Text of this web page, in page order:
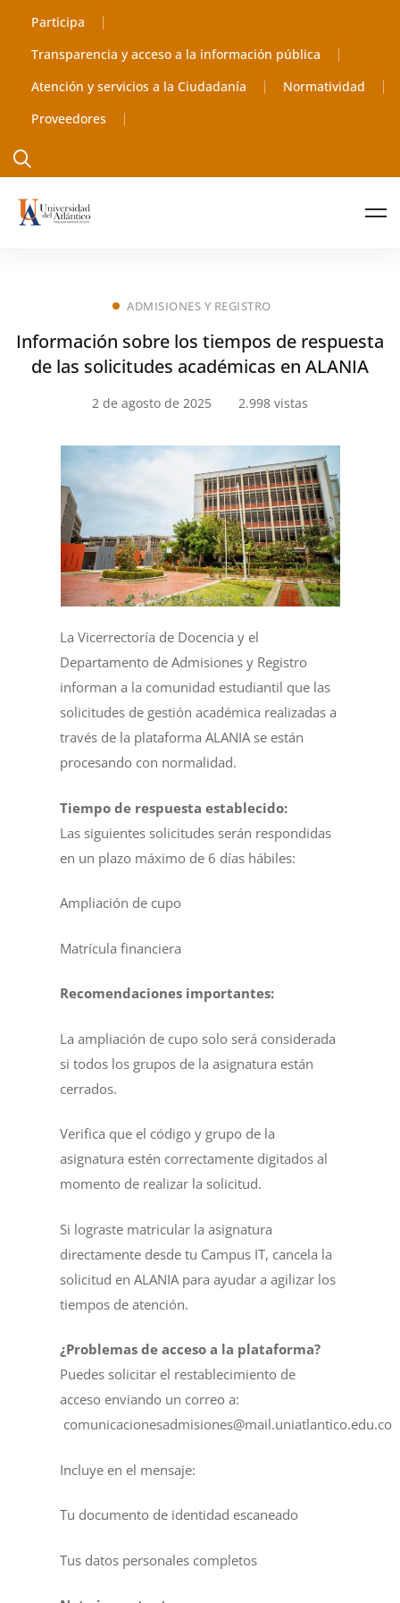
Participa
Transparencia y acceso a la información pública
Atención y servicios a la Ciudadanía
Normatividad
Proveedores
ADMISIONES Y REGISTRO
Información sobre los tiempos de respuesta
de las solicitudes académicas en ALANIA
2 de agosto de 2025 2.998 vistas
La Vicerrectoría de Docencia y el
Departamento de Admisiones y Registro
informan a la comunidad estudiantil que las
solicitudes de gestión académica realizadas a
través de la plataforma ALANIA se están
procesando con normalidad.
Tiempo de respuesta establecido:
Las siguientes solicitudes serán respondidas
en un plazo máximo de 6 días hábiles:
Ampliación de cupo
Matrícula financiera
Recomendaciones importantes:
La ampliación de cupo solo será considerada
si todos los grupos de la asignatura están
cerrados.
Verifica que el código y grupo de la
asignatura estén correctamente digitados al
momento de realizar la solicitud.
Si lograste matricular la asignatura
directamente desde tu Campus IT, cancela la
solicitud en ALANIA para ayudar a agilizar los
tiempos de atención.
¿Problemas de acceso a la plataforma?
Puedes solicitar el restablecimiento de
acceso enviando un correo a:
comunicacionesadmisiones@mail.uniatlantico.edu.co
Incluye en el mensaje:
Tu documento de identidad escaneado
Tus datos personales completos